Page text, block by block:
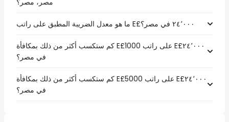
مصر، مصر؟
كم ستكسب أكثر من ذلك بمكافأة E£1000 على راتب E£‏٢٤٬٠٠٠
في مصر؟
كم ستكسب أكثر من ذلك بمكافأة E£5000 على راتب E£‏٢٤٬٠٠٠
في مصر؟